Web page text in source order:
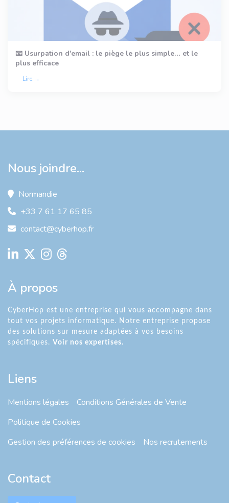
📧 Usurpation d'email : le piège le plus simple… et le
plus efficace
Lire →
Nous joindre...
Normandie
+33 7 61 17 65 85
contact@cyberhop.fr
À propos
CyberHop est une entreprise qui vous accompagne dans
tout vos projets informatique. Notre entreprise propose
des solutions sur mesure adaptées à vos besoins
spécifiques. Voir nos expertises.
Liens
Mentions légales
Conditions Générales de Vente
Politique de Cookies
Gestion des préférences de cookies
Nos recrutements
Contact